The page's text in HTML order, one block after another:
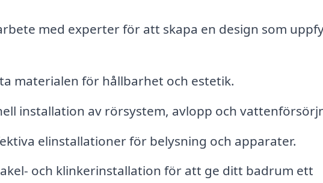
med experter för att skapa en design som
materialen för hållbarhet och estetik.
installation av rörsystem, avlopp och
elinstallationer för belysning och apparater.
och klinkerinstallation för att ge ditt badrum ett